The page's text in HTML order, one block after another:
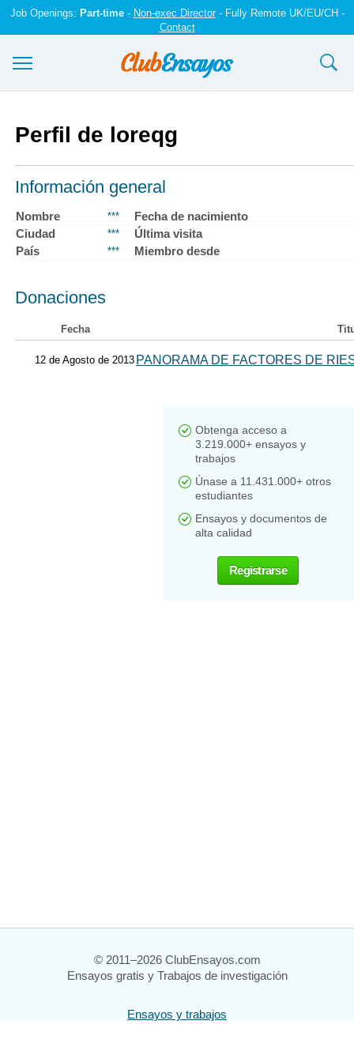
Job Openings: Part-time- Non-exec Director- Fully Remote UK/EU/CH -
Contact
Registrarse
Iniciar sesión
Contáctenos
Perfil de loreqg
Información general
Nombre ***
Fecha de nacimiento
Ciudad
***
Última visita
País
*** Miembro desde
Donaciones
Fecha
12 de Agosto de 2013 PANORAMA DE FACTORES DE
Obtenga acceso a
3.219.000+ ensayos y
trabajos
Únase a 11.431.000+ otros
estudiantes
Ensayos y documentos de
alta calidad
Registrarse
© 2011–2026 ClubEnsayos.com
Ensayos gratis y Trabajos de investigación
Ensayos y trabajos